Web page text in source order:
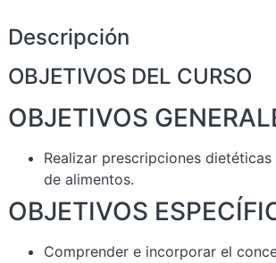
Descripción
OBJETIVOS DEL CURSO
OBJETIVOS
Realizar prescripciones
de alimentos.
OBJETIVOS
Comprender e incorporar el